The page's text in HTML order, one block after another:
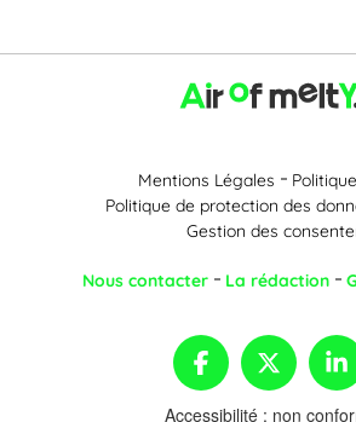
Mentions Légales
Politique de protection des
Gestion des
Nous contacter La rédaction
Accessibilité : non